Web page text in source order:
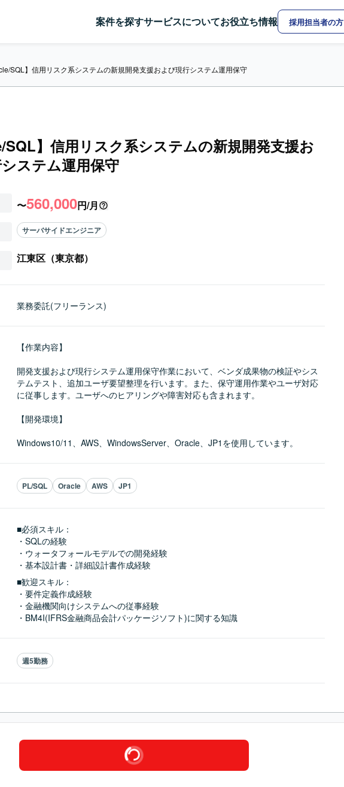
案件を探すサービスについてお役立ち情報 採用担当者の方
SQL】信用リスク系システムの新規開発支援および現行システム運用保守
SQL】信用リスク系システムの新規開発支援お
ステム運用保守
〜560,000円/月
サーバサイドエンジニア
江東区（東京都）
業務委託(フリーランス)
【作業内容】
開発支援および現行システム運用保守作業において、ベンダ成果物の検証やシス
テムテスト、追加ユーザ要望整理を行います。また、保守運用作業やユーザ対応
に従事します。ユーザへのヒアリングや障害対応も含まれます。
【開発環境】
Windows10/11、AWS、WindowsServer、Oracle、JP1を使用しています。
PL/SQL Oracle AWS JP1
■必須スキル：
・SQLの経験
・ウォータフォールモデルでの開発経験
・基本設計書・詳細設計書作成経験
■歓迎スキル：
・要件定義作成経験
・金融機関向けシステムへの従事経験
・BM4I(IFRS金融商品会計パッケージソフト)に関する知識
週5勤務